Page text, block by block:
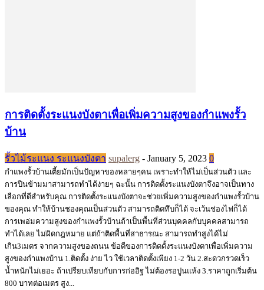
การติดตั้งระแนงบังตาเพื่อเพิ่มความสูงของกำแพงรั้ว
บ้าน
รั้วไม้ระแนง ระแนงบังตา supalerg - January 5, 2023 0
กำแพงรั้วบ้านเตี้ยมักเป็นปัญหาของหลายๆคน เพราะทำให้ไม่เป็นส่วนตัว และ
การปีนข้ามมาสามารถทำได้ง่ายๆ ฉะนั้น การติดตั้งระแนงบังตาจึงอาจเป็นทาง
เลือกที่ดีสำหรับคุณ การติดตั้งระแนงบังตาจะช่วยเพิ่มความสูงของกำแพงรั้วบ้าน
ของคุณ ทำให้บ้านชองคุณเป็นส่วนตัว สามารถติดทึบก็ได้ จะเว้นช่องไฟก็ได้
การเพอ่มความสูงของกำแพงรั้วบ้านถ้าเป็นพื้นที่ส่วนบุคคลกับบุคคลสามารถ
ทำได้เลย ไม่ผิดกฎหมาย แต่ถ้าติดพื้นที่สาธารณะ สามารถทำสูงได้ไม่
เกิน3เมตร จากความสูงของถนน ข้อดีของการติดตั้งระแนงบังตาเพื่อเพิ่มความ
สูงของกำแพงบ้าน 1.ติดตั้ง ง่าย ไว ใช้เวลาติดตั้งเพียง 1-2 วัน 2.สะดวกรวดเร็ว
น้ำหนักไม่เยอะ ถ้าเปรียบเทียบกับการก่ออิฐ ไม่ต้องรอปูนแห้ง 3.ราคาถูกเริ่มต้น
800 บาทต่อเมตร สูง...